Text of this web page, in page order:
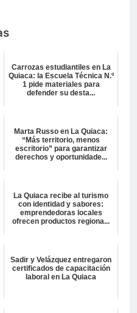
Carrozas estudiantiles en La
Quiaca: la Escuela Técnica N.º
1 pide materiales para
defender su desta...
Marta Russo en La Quiaca:
“Más territorio, menos
escritorio” para garantizar
derechos y oportunidade...
La Quiaca recibe al turismo
con identidad y sabores:
emprendedoras locales
ofrecen productos regiona...
Sadir y Velázquez entregaron
certificados de capacitación
laboral en La Quiaca